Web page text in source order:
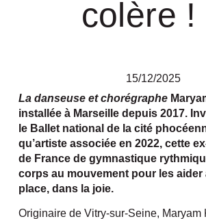
colère !
15/12/2025
La danseuse et chorégraphe
installée à Marseille depuis 2017.
le Ballet national de la cité
qu’artiste associée en 2022, cette
de France de gymnastique
corps au mouvement pour les aider
place, dans la joie.
Originaire de Vitry-sur-Seine, Maryam